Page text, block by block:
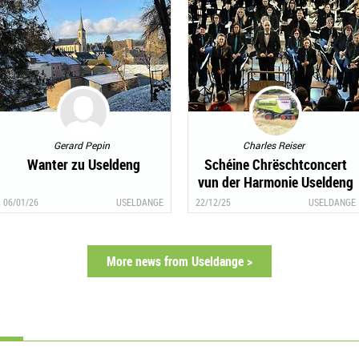
Gerard Pepin
Wanter zu Useldeng
06/01/26 USELDANGE
Charles Reiser
Schéine Chrëschtconcert
vun der Harmonie Useldeng
an der Kierch
22/12/25 USELDANGE
More news from Useldange >